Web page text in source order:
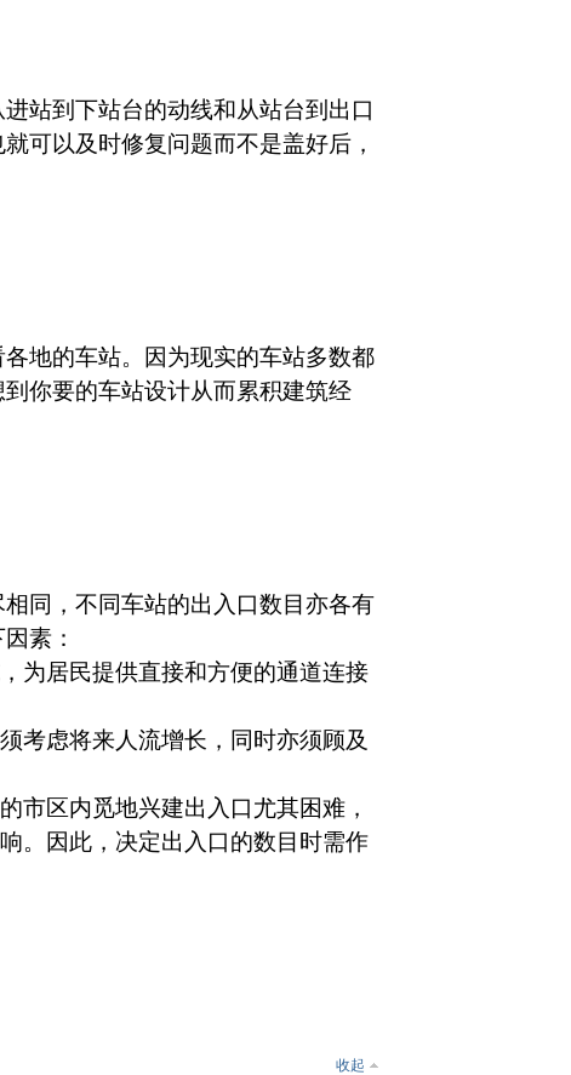
站到下站台的动线和从站台到出口
可以及时修复问题而不是盖好后，
地的车站。因为现实的车站多数都
你要的车站设计从而累积建筑经
同，不同车站的出入口数目亦各有
素：
为居民提供直接和方便的通道连接
考虑将来人流增长，同时亦须顾及
市区内觅地兴建出入口尤其困难，
。因此，决定出入口的数目时需作
收起